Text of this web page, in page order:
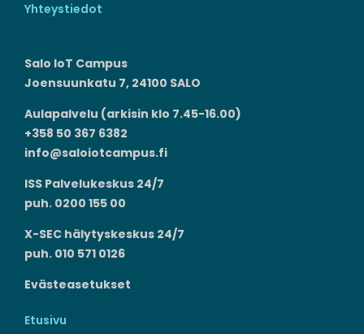
Yhteystiedot
Salo IoT Campus
Joensuunkatu 7, 24100 SALO
Aulapalvelu (arkisin klo 7.45-16.00)
+358 50 367 6382
info@saloiotcampus.fi
ISS Palvelukeskus 24/7
puh. 0200 155 00
X-SEC hälytyskeskus 24/7
puh. 010 571 0126
Evästeasetukset
Etusivu